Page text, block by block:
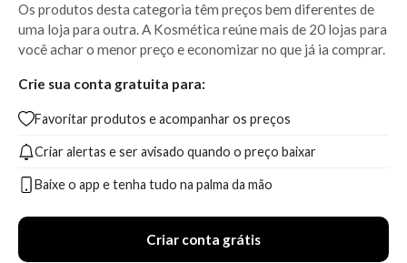
Os produtos desta categoria têm preços bem diferentes de
uma loja para outra. A Kosmética reúne mais de 20 lojas para
você achar o menor preço e economizar no que já ia comprar.
Crie sua conta gratuita para:
Favoritar produtos e acompanhar os preços
Criar alertas e ser avisado quando o preço baixar
Baixe o app e tenha tudo na palma da mão
Criar conta grátis